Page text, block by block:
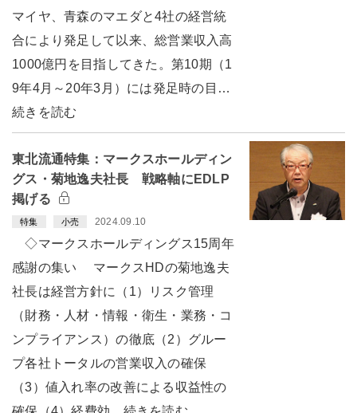
マイヤ、青森のマエダと4社の経営統
合により発足して以来、総営業収入高
1000億円を目指してきた。第10期（1
9年4月～20年3月）には発足時の目…
続きを読む
東北流通特集：マークスホールディン
グス・菊地逸夫社長 戦略軸にEDLP
掲げる
特集 小売 2024.09.10
◇マークスホールディングス15周年
感謝の集い マークスHDの菊地逸夫
社長は経営方針に（1）リスク管理
（財務・人材・情報・衛生・業務・コ
ンプライアンス）の徹底（2）グルー
プ各社トータルの営業収入の確保
（3）値入れ率の改善による収益性の